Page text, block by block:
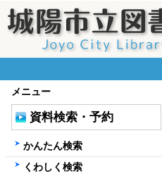
メニュー
資料検索・予約
かんたん検索
くわしく検索